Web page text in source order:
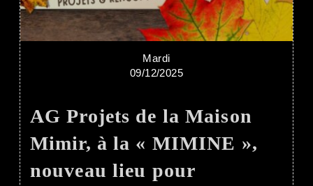
Mardi
09/12/2025
AG Projets de la Maison
Mimir, à la « MIMINE »,
nouveau lieu pour